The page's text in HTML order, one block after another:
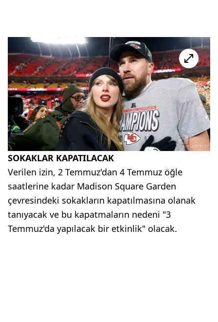
SOKAKLAR KAPATILACAK
Verilen izin, 2 Temmuz'dan 4 Temmuz öğle
saatlerine kadar Madison Square Garden
çevresindeki sokakların kapatılmasına olanak
tanıyacak ve bu kapatmaların nedeni "3
Temmuz'da yapılacak bir etkinlik" olacak.